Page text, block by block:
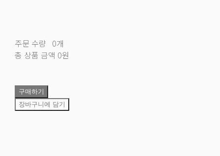
주문 수량 0개
총 상품 금액 0원
구매하기
장바구니에 담기